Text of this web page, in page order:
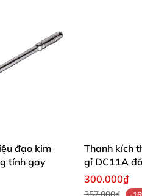
đạo kim
tính gay
Thanh kích
gỉ DC11A
300.000₫
-